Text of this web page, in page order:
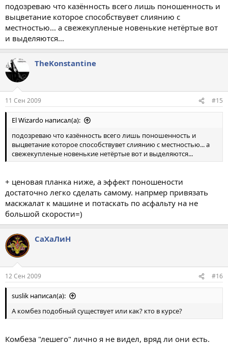
подозреваю что казённость всего лишь поношенность и
выцветание которое способствувет слиянию с
местностью... а свежекупленые новенькие нетёртые вот
и выделяются...
TheKonstantine
11 Сен 2009 #15
El Wizardo написал(а):
подозреваю что казённость всего лишь поношенность и
выцветание которое способствувет слиянию с местностью... а
свежекупленые новенькие нетёртые вот и выделяются...
+ ценовая планка ниже, а эффект поношености
достаточно легко сделать самому. напрмер привязать
маскжалат к машине и потаскать по асфальту на не
большой скорости=)
СаХаЛиН
12 Сен 2009 #16
suslik написал(а):
А комбез подобный существует или как? кто в курсе?
Комбеза "лешего" лично я не видел, вряд ли они есть.